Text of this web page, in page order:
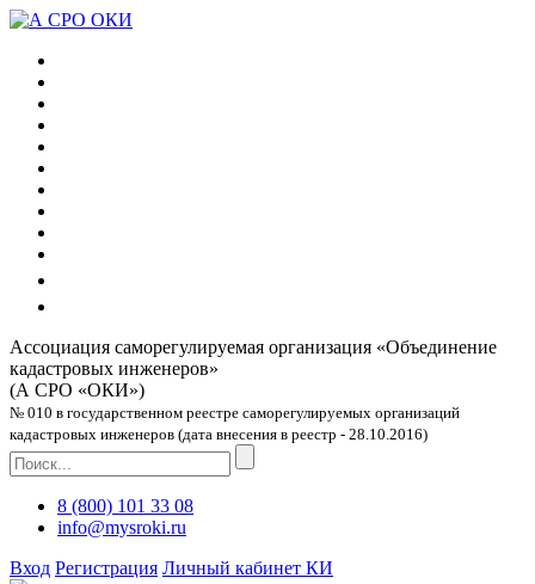
Ассоциация саморегулируемая организация «Объединение
кадастровых инженеров»
(А СРО «ОКИ»)
№ 010 в государственном реестре саморегулируемых организаций
кадастровых инженеров (дата внесения в реестр - 28.10.2016)
8 (800) 101 33 08
info@mysroki.ru
Вход Регистрация Личный кабинет КИ